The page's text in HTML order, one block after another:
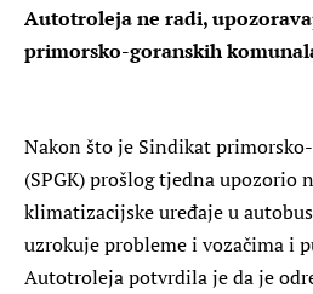
Autotroleja ne radi,
primorsko-goranskih
Nakon što je Sindikat
(SPGK) prošlog tjedna upozorio
klimatizacijske uređaje u
uzrokuje probleme i vozačima i
Autotroleja potvrdila je da je